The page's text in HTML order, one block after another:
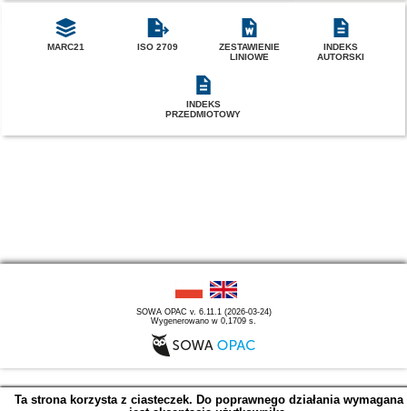
MARC21 ISO 2709
ZESTAWIENIE
LINIOWE
INDEKS
AUTORSKI
INDEKS
PRZEDMIOTOWY
SOWA OPAC v. 6.11.1 (2026-03-24)
Wygenerowano w 0,1709 s.
Ta strona korzysta z ciasteczek. Do poprawnego działania wymagana